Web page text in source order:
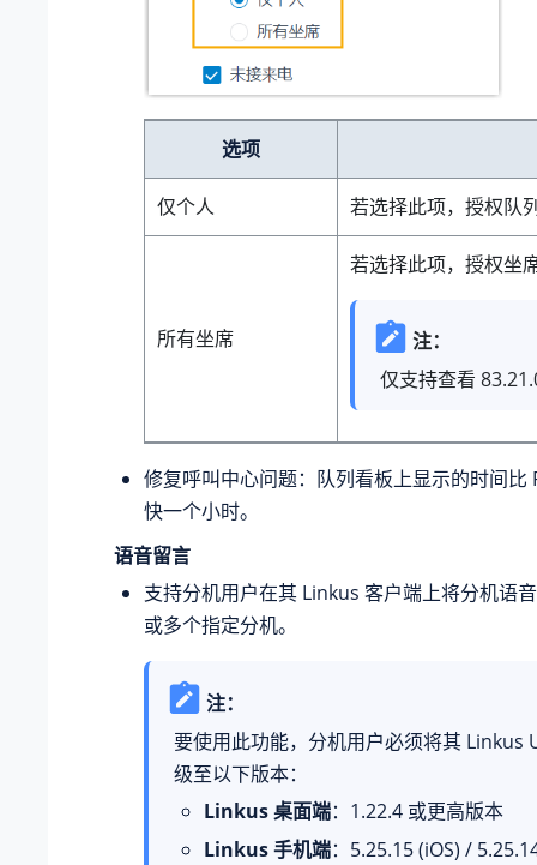
选项
仅个人 若选择此项，授权队
所有坐席
若选择此项，授权坐
注：
仅支持查看
修复呼叫中心问题：队列看板上显示的时间比
快一个小时。
语音留言
支持分机用户在其 Linkus 客户端上将分机语
或多个指定分机。
注：
要使用此功能，分机用户必须将其 Linkus
级至以下版本：
Linkus 桌面端： 1.22.4或更高版本
Linkus 手机端： 5.25.15(iOS) /